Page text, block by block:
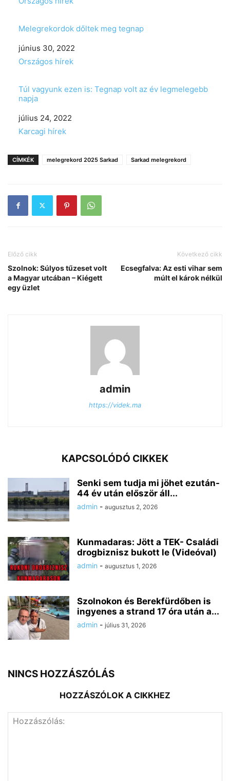
Melegrekordok dőltek meg tegnap
Date
június 30, 2022
In relation to
Országos hírek
Túl vagyunk ezen is: Tegnap volt az év legmelegebb
napja
Date
július 24, 2022
In relation to
Karcagi hírek
CÍMKÉK melegrekord 2025 Sarkad Sarkad melegrekord
Előző cikk
Szolnok: Súlyos tűzeset volt
a Magyar utcában – Kiégett
egy üzlet
Következő cikk
Ecsegfalva: Az esti vihar sem
múlt el károk nélkül
admin
https://videk.ma
KAPCSOLÓDÓ CIKKEK
Senki sem tudja mi jöhet ezután-
44 év után először áll...
admin - augusztus 2, 2026
Kunmadaras: Jött a TEK- Családi
drogbiznisz bukott le (Videóval)
admin - augusztus 1, 2026
Szolnokon és Berekfürdőben is
ingyenes a strand 17 óra után a...
admin - július 31, 2026
NINCS HOZZÁSZÓLÁS
HOZZÁSZÓLOK A CIKKHEZ